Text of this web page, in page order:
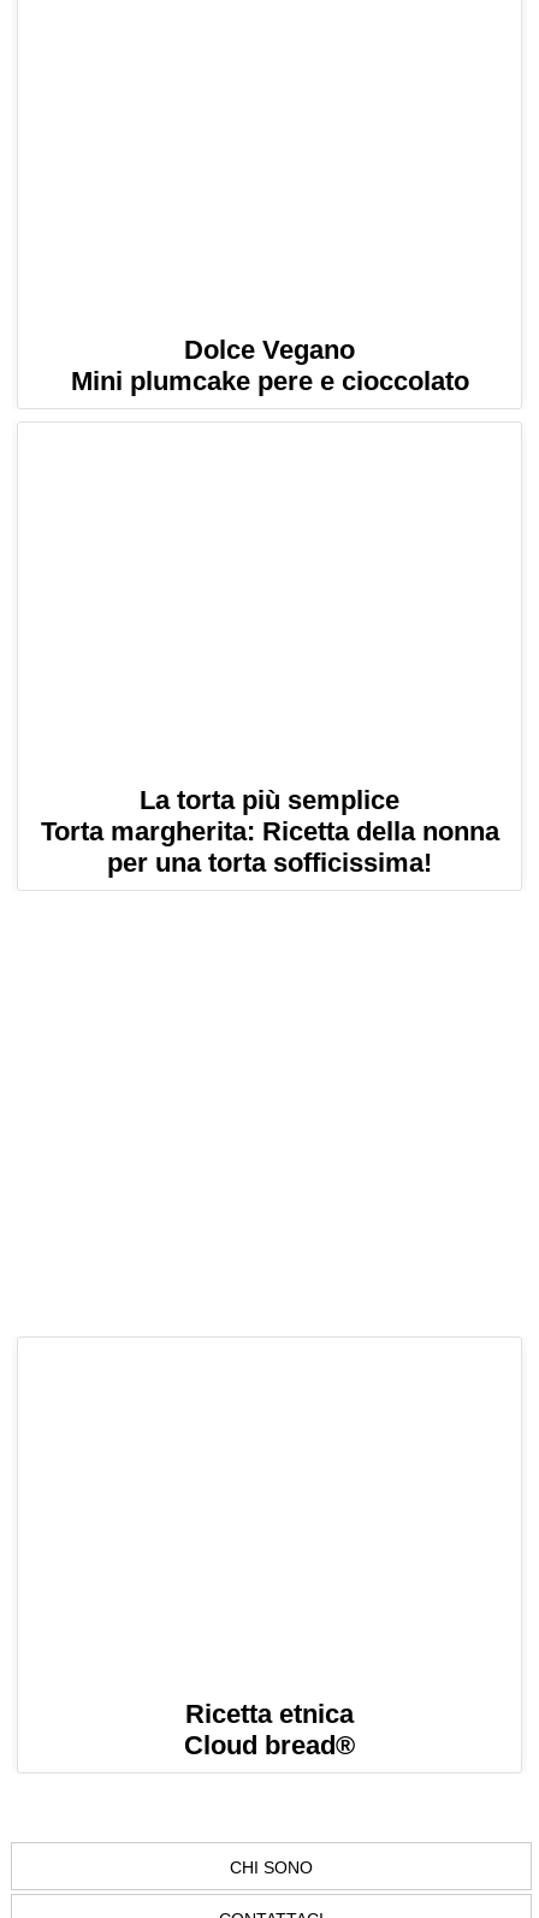
Dolce Vegano
Mini plumcake pere e cioccolato
La torta più semplice
Torta margherita: Ricetta della nonna
per una torta sofficissima!
Ricetta etnica
Cloud bread®
CHI SONO